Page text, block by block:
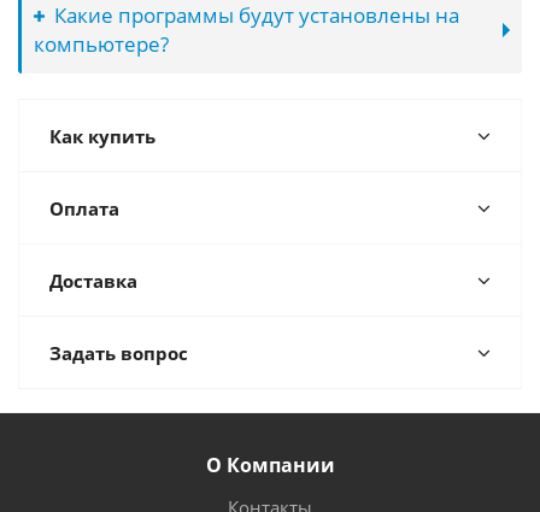
Какие программы будут установлены на
компьютере?
Как купить
Оплата
Доставка
Задать вопрос
О Компании
Контакты